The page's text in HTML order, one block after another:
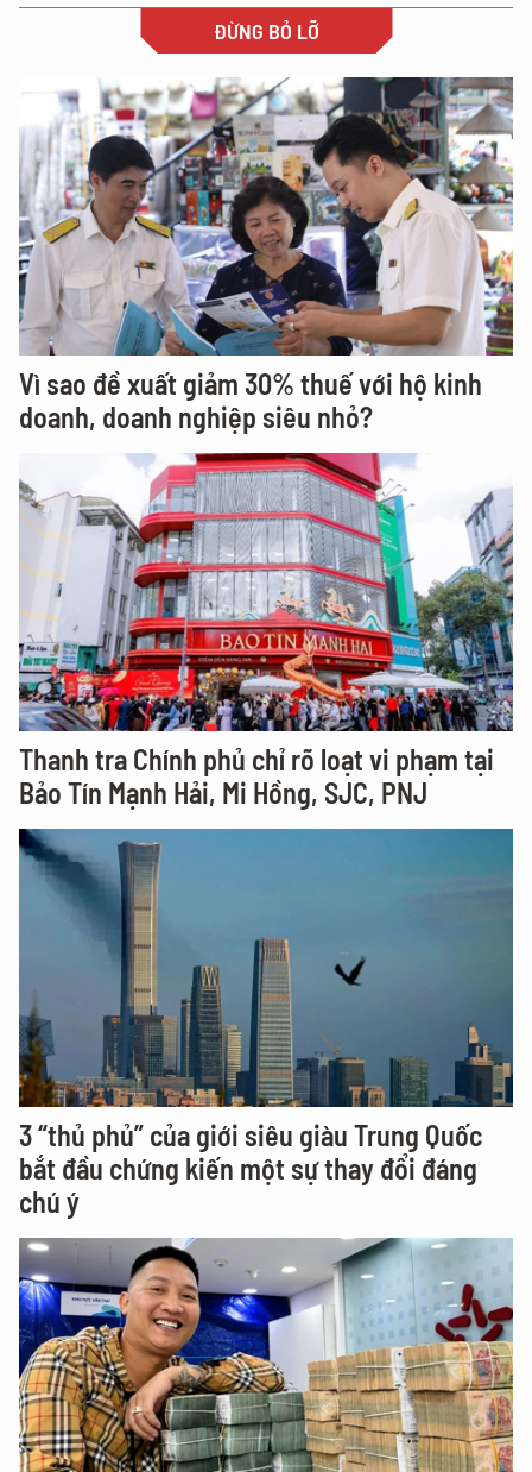
ĐỪNG BỎ LỠ
Vì sao đề xuất giảm 30% thuế với hộ kinh
doanh, doanh nghiệp siêu nhỏ?
Thanh tra Chính phủ chỉ rõ loạt vi phạm tại
Bảo Tín Mạnh Hải, Mi Hồng, SJC, PNJ
3 “thủ phủ” của giới siêu giàu Trung Quốc
bắt đầu chứng kiến một sự thay đổi đáng
chú ý